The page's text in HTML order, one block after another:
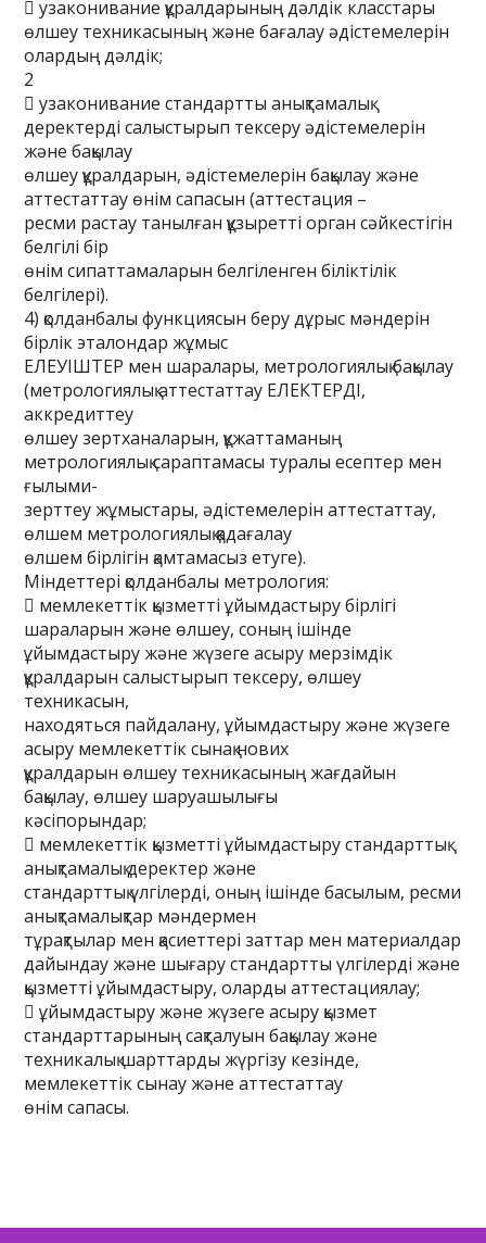
 узаконивание құралдарының дәлдік класстары
өлшеу техникасының және бағалау әдістемелерін
олардың дәлдік;
2
 узаконивание стандартты анықтамалық
деректерді салыстырып тексеру әдістемелерін
және бақылау
өлшеу құралдарын, әдістемелерін бақылау және
аттестаттау өнім сапасын (аттестация –
ресми растау танылған құзыретті орган сәйкестігін
белгілі бір
өнім сипаттамаларын белгіленген біліктілік
белгілері).
4) қолданбалы функциясын беру дұрыс мәндерін
бірлік эталондар жұмыс
ЕЛЕУІШТЕР мен шаралары, метрологиялық бақылау
(метрологиялық аттестаттау ЕЛЕКТЕРДІ,
аккредиттеу
өлшеу зертханаларын, құжаттаманың
метрологиялық сараптамасы туралы есептер мен
ғылыми-
зерттеу жұмыстары, әдістемелерін аттестаттау,
өлшем метрологиялық қадағалау
өлшем бірлігін қамтамасыз етуге).
Міндеттері қолданбалы метрология:
 мемлекеттік қызметті ұйымдастыру бірлігі
шараларын және өлшеу, соның ішінде
ұйымдастыру және жүзеге асыру мерзімдік
құралдарын салыстырып тексеру, өлшеу
техникасын,
находяться пайдалану, ұйымдастыру және жүзеге
асыру мемлекеттік сынақ нових
құралдарын өлшеу техникасының жағдайын
бақылау, өлшеу шаруашылығы
кәсіпорындар;
 мемлекеттік қызметті ұйымдастыру стандарттық
анықтамалық деректер және
стандарттық үлгілерді, оның ішінде басылым, ресми
анықтамалықтар мәндермен
тұрақтылар мен қасиеттері заттар мен материалдар
дайындау және шығару стандартты үлгілерді және
қызметті ұйымдастыру, оларды аттестациялау;
 ұйымдастыру және жүзеге асыру қызмет
стандарттарының сақталуын бақылау және
техникалық шарттарды жүргізу кезінде,
мемлекеттік сынау және аттестаттау
өнім сапасы.